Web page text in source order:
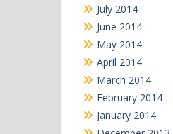
July 2014
June 2014
May 2014
April 2014
March 2014
February 2014
January 2014